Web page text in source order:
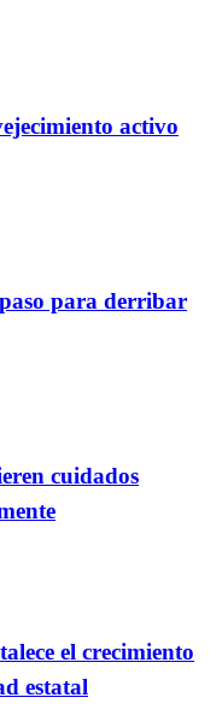
activo
para derribar
cuidados
el crecimiento
estatal